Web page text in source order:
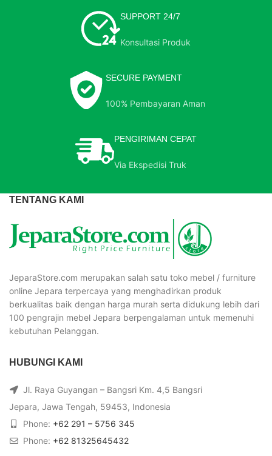
SUPPORT 24/7
Konsultasi Produk
SECURE PAYMENT
100% Pembayaran Aman
PENGIRIMAN CEPAT
Via Ekspedisi Truk
TENTANG KAMI
JeparaStore.com merupakan salah satu toko mebel / furniture
online Jepara terpercaya yang menghadirkan produk
berkualitas baik dengan harga murah serta didukung lebih dari
100 pengrajin mebel Jepara berpengalaman untuk memenuhi
kebutuhan Pelanggan.
HUBUNGI KAMI
Jl. Raya Guyangan – Bangsri Km. 4,5 Bangsri
Jepara, Jawa Tengah, 59453, Indonesia
Phone: +62 291 – 5756 345
Phone: +62 81325645432